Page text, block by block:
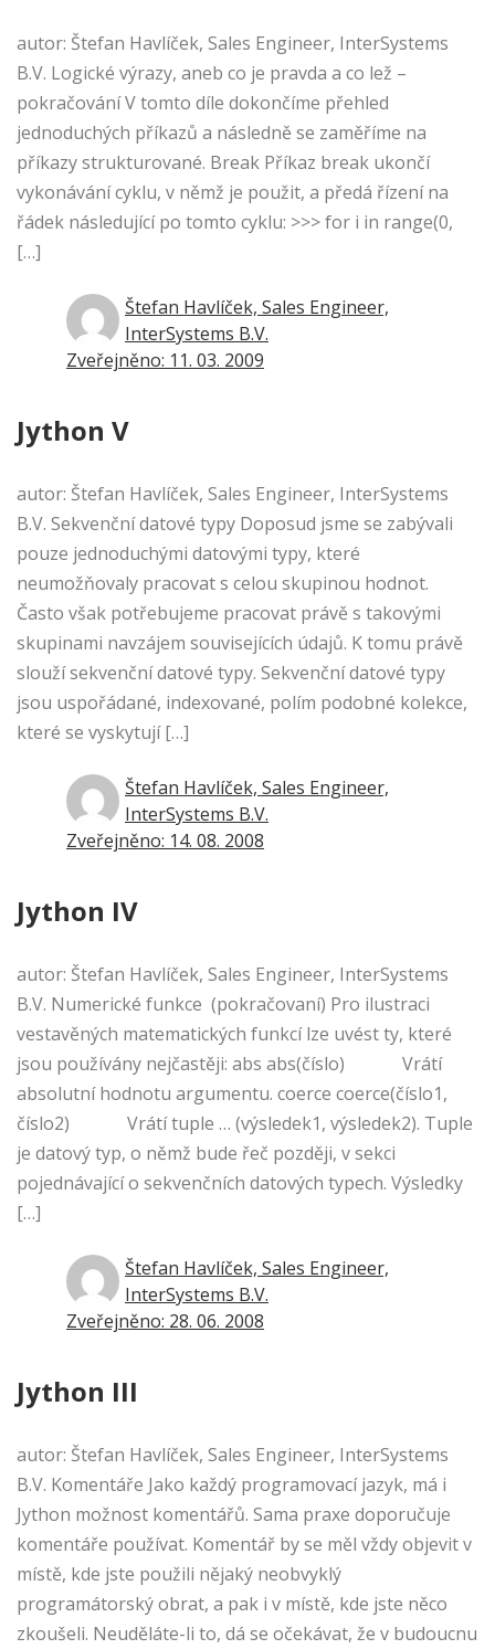
autor: Štefan Havlíček, Sales Engineer, InterSystems
B.V. Logické výrazy, aneb co je pravda a co lež –
pokračování V tomto díle dokončíme přehled
jednoduchých příkazů a následně se zaměříme na
příkazy strukturované. Break Příkaz break ukončí
vykonávání cyklu, v němž je použit, a předá řízení na
řádek následující po tomto cyklu: >>> for i in range(0,
[…]
Štefan Havlíček, Sales Engineer,
InterSystems B.V.
Zveřejněno: 11. 03. 2009
Jython V
autor: Štefan Havlíček, Sales Engineer, InterSystems
B.V. Sekvenční datové typy Doposud jsme se zabývali
pouze jednoduchými datovými typy, které
neumožňovaly pracovat s celou skupinou hodnot.
Často však potřebujeme pracovat právě s takovými
skupinami navzájem souvisejících údajů. K tomu právě
slouží sekvenční datové typy. Sekvenční datové typy
jsou uspořádané, indexované, polím podobné kolekce,
které se vyskytují […]
Štefan Havlíček, Sales Engineer,
InterSystems B.V.
Zveřejněno: 14. 08. 2008
Jython IV
autor: Štefan Havlíček, Sales Engineer, InterSystems
B.V. Numerické funkce (pokračovaní) Pro ilustraci
vestavěných matematických funkcí lze uvést ty, které
jsou používány nejčastěji: abs abs(číslo) Vrátí
absolutní hodnotu argumentu. coerce coerce(číslo1,
číslo2) Vrátí tuple … (výsledek1, výsledek2). Tuple
je datový typ, o němž bude řeč později, v sekci
pojednávající o sekvenčních datových typech. Výsledky
[…]
Štefan Havlíček, Sales Engineer,
InterSystems B.V.
Zveřejněno: 28. 06. 2008
Jython III
autor: Štefan Havlíček, Sales Engineer, InterSystems
B.V. Komentáře Jako každý programovací jazyk, má i
Jython možnost komentářů. Sama praxe doporučuje
komentáře používat. Komentář by se měl vždy objevit v
místě, kde jste použili nějaký neobvyklý
programátorský obrat, a pak i v místě, kde jste něco
zkoušeli. Neuděláte-li to, dá se očekávat, že v budoucnu